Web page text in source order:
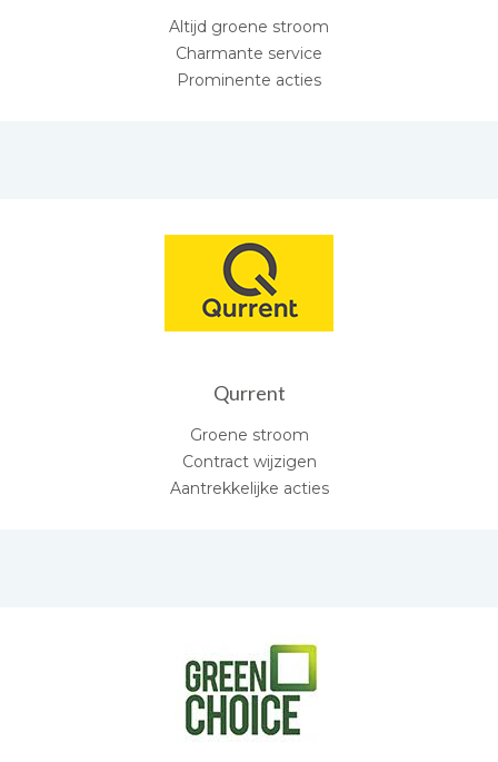
Altijd groene stroom
Charmante service
Prominente acties
Qurrent
Groene stroom
Contract wijzigen
Aantrekkelijke acties